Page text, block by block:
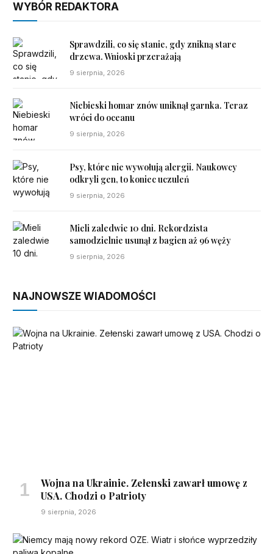
WYBÓR REDAKTORA
Sprawdzili, co się stanie, gdy znikną stare
drzewa. Wnioski przerażają
9 sierpnia, 2026
Niebieski homar znów uniknął garnka. Teraz
wróci do oceanu
9 sierpnia, 2026
Psy, które nie wywołują alergii. Naukowcy
odkryli gen, to koniec uczuleń
9 sierpnia, 2026
Mieli zaledwie 10 dni. Rekordzista
samodzielnie usunął z bagien aż 96 węży
9 sierpnia, 2026
NAJNOWSZE WIADOMOŚCI
Wojna na Ukrainie. Zełenski zawarł umowę z
USA. Chodzi o Patrioty
9 sierpnia, 2026